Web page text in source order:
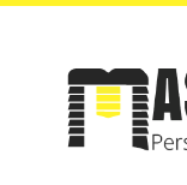
contenido